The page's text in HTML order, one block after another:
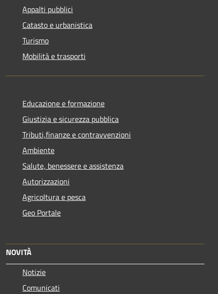
Appalti pubblici
Catasto e urbanistica
Turismo
Mobilità e trasporti
Educazione e formazione
Giustizia e sicurezza pubblica
Tributi,finanze e contravvenzioni
Ambiente
Salute, benessere e assistenza
Autorizzazioni
Agricoltura e pesca
Geo Portale
NOVITÀ
Notizie
Comunicati